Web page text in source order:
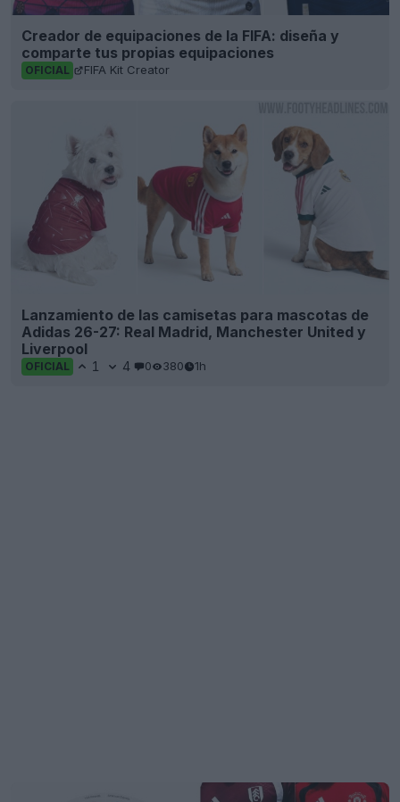
Creador de equipaciones de la FIFA: diseña y
comparte tus propias equipaciones
OFICIAL FIFA Kit Creator
Lanzamiento de las camisetas para mascotas de
Adidas 26-27: Real Madrid, Manchester United y
Liverpool
OFICIAL 1 4 0 380 1h